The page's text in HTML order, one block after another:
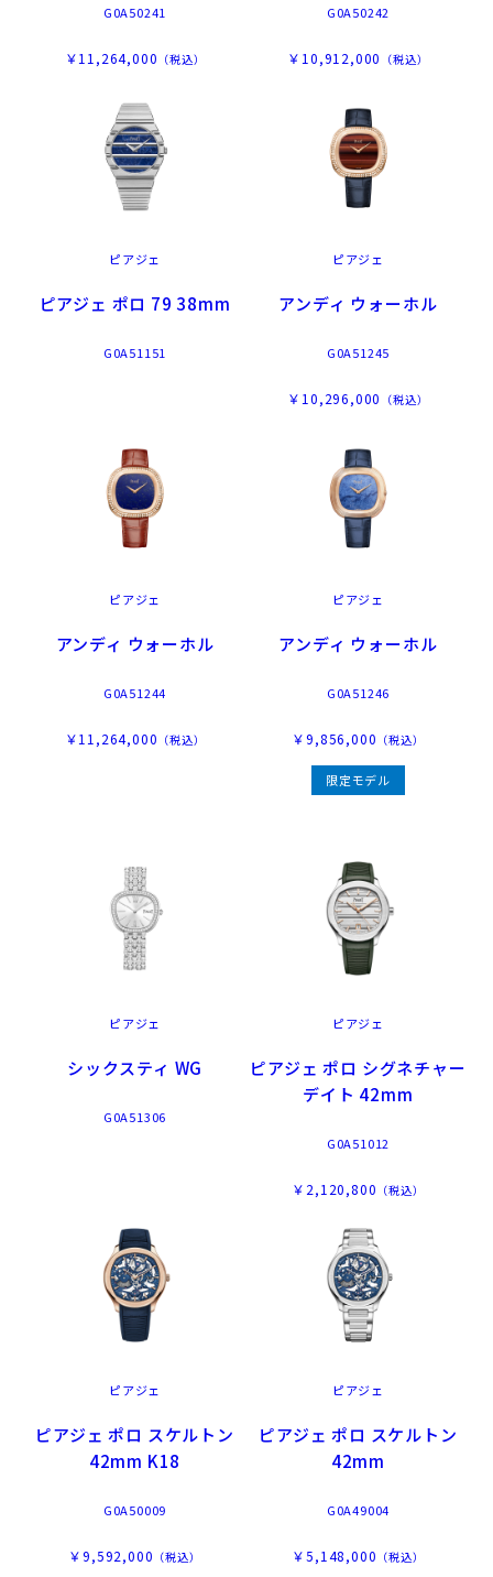
G0A50241
￥11,264,000 （税込）
G0A50242
￥10,912,000 （税込）
ピアジェ
ピアジェ ポロ 79 38mm
G0A51151
ピアジェ
アンディ ウォーホル
G0A51245
￥10,296,000 （税込）
ピアジェ
アンディ ウォーホル
G0A51244
￥11,264,000 （税込）
ピアジェ
アンディ ウォーホル
G0A51246
￥9,856,000 （税込）
限定モデル
ピアジェ
シックスティ WG
G0A51306
ピアジェ
ピアジェ ポロ シグネチャー
デイト 42mm
G0A51012
￥2,120,800 （税込）
ピアジェ
ピアジェ ポロ スケルトン
42mm K18
G0A50009
￥9,592,000 （税込）
ピアジェ
ピアジェ ポロ スケルトン
42mm
G0A49004
￥5,148,000 （税込）